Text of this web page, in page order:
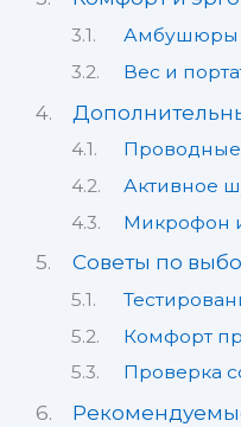
Амбушюры
Вес и
Активное
Микрофон
Советы по
Комфорт
Проверка